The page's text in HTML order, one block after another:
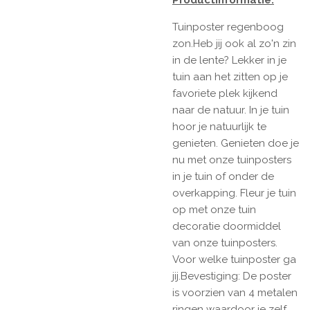
Tuinposter regenboog
zon.Heb jij ook al zo'n zin
in de lente? Lekker in je
tuin aan het zitten op je
favoriete plek kijkend
naar de natuur. In je tuin
hoor je natuurlijk te
genieten. Genieten doe je
nu met onze tuinposters
in je tuin of onder de
overkapping. Fleur je tuin
op met onze tuin
decoratie doormiddel
van onze tuinposters.
Voor welke tuinposter ga
jij.Bevestiging: De poster
is voorzien van 4 metalen